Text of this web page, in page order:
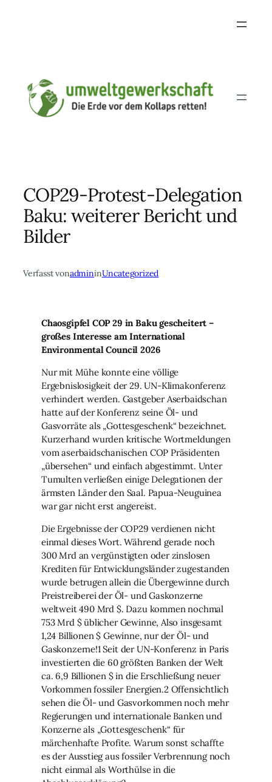
COP29-Protest-Delegation
Baku: weiterer Bericht und
Bilder
Verfasst vonadmininUncategorized
Chaosgipfel COP 29 in Baku gescheitert –
großes Interesse am International
Environmental Council 2026
Nur mit Mühe konnte eine völlige
Ergebnislosigkeit der 29. UN-Klimakonferenz
verhindert werden. Gastgeber Aserbaidschan
hatte auf der Konferenz seine Öl- und
Gasvorräte als „Gottesgeschenk“ bezeichnet.
Kurzerhand wurden kritische Wortmeldungen
vom aserbaidschanischen COP Präsidenten
„übersehen“ und einfach abgestimmt. Unter
Tumulten verließen einige Delegationen der
ärmsten Länder den Saal. Papua-Neuguinea
war gar nicht erst angereist.
Die Ergebnisse der COP29 verdienen nicht
einmal dieses Wort. Während gerade noch
300 Mrd an vergünstigten oder zinslosen
Krediten für Entwicklungsländer zugestanden
wurde betrugen allein die Übergewinne durch
Preistreiberei der Öl- und Gaskonzerne
weltweit 490 Mrd $. Dazu kommen nochmal
753 Mrd $ üblicher Gewinne, Also insgesamt
1,24 Billionen $ Gewinne, nur der Öl- und
Gaskonzerne!1 Seit der UN-Konferenz in Paris
investierten die 60 größten Banken der Welt
ca. 6,9 Billionen $ in die Erschließung neuer
Vorkommen fossiler Energien.2 Offensichtlich
sehen die Öl- und Gasvorkommen noch mehr
Regierungen und internationale Banken und
Konzerne als „Gottesgeschenk“ für
märchenhafte Profite. Warum sonst schaffte
es der Ausstieg aus fossiler Verbrennung noch
nicht einmal als Worthülse in die